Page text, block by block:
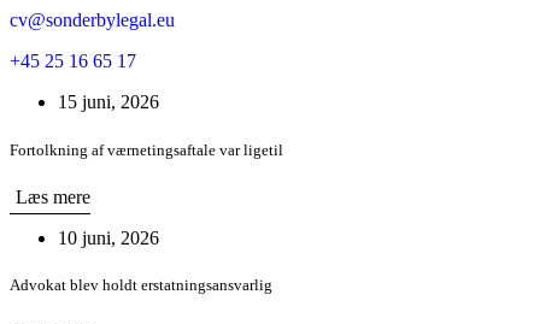
cv@sonderbylegal.eu
+45 25 16 65 17
15 juni, 2026
Fortolkning af værnetingsaftale var ligetil
Læs mere
10 juni, 2026
Advokat blev holdt erstatningsansvarlig